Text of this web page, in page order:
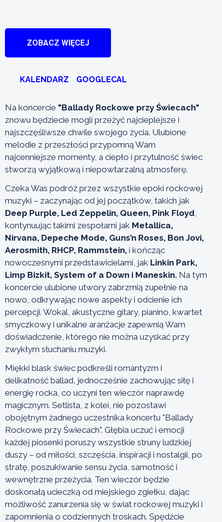
ZOBACZ WIĘCEJ
KALENDARZ GOOGLECAL
Na koncercie "Ballady Rockowe przy Świecach"
znowu będziecie mogli przeżyć najcieplejsze i
najszczęśliwsze chwile swojego życia. Ulubione
melodie z przeszłości przypomną Wam
najcenniejsze momenty, a ciepło i przytulność świec
stworzą wyjątkową i niepowtarzalną atmosferę.
Czeka Was podróż przez wszystkie epoki rockowej
muzyki – zaczynając od jej początków, takich jak
Deep Purple, Led Zeppelin, Queen, Pink Floyd
kontynuując takimi zespołami jak Metallica,
Nirvana, Depeche Mode, Guns’n Roses, Bon Jovi,
Aerosmith, RHCP, Rammstein, i kończąc
nowoczesnymi przedstawicielami, jak Linkin Park,
Limp Bizkit, System of a Down i Maneskin. Na tym
koncercie ulubione utwory zabrzmią zupełnie na
nowo, odkrywając nowe aspekty i odcienie ich
percepcji. Wokal, akustyczne gitary, pianino, kwartet
smyczkowy i unikalne aranżacje zapewnią Wam
doświadczenie, którego nie można uzyskać przy
zwykłym słuchaniu muzyki.
Miękki blask świec podkreśli romantyzm i
delikatność ballad, jednocześnie zachowując siłę i
energię rocka, co uczyni ten wieczór naprawdę
magicznym. Setlista, z kolei, nie pozostawi
obojętnym żadnego uczestnika koncertu "Ballady
Rockowe przy Świecach". Głębia uczuć i emocji
każdej piosenki poruszy wszystkie struny ludzkiej
duszy – od miłości, szczęścia, inspiracji i nostalgii, po
stratę, poszukiwanie sensu życia, samotność i
wewnętrzne przeżycia. Ten wieczór będzie
doskonałą ucieczką od miejskiego zgiełku, dając
możliwość zanurzenia się w świat rockowej muzyki i
zapomnienia o codziennych troskach. Spędźcie